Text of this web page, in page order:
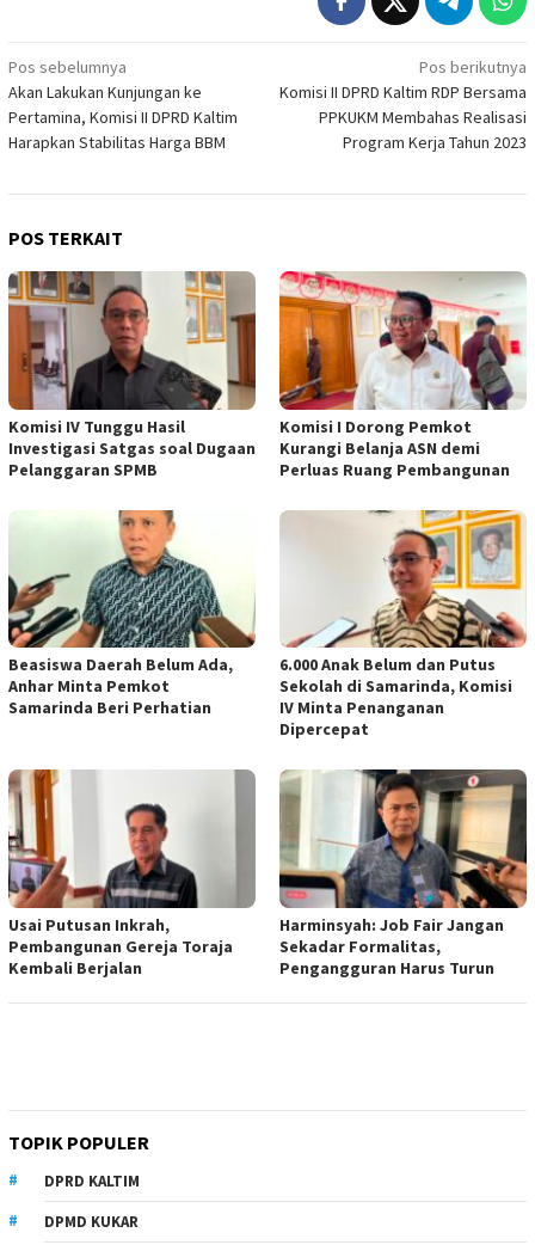
Navigasi
pos
Pos sebelumnya
Akan Lakukan Kunjungan ke
Pertamina, Komisi II DPRD Kaltim
Harapkan Stabilitas Harga BBM
Pos berikutnya
Komisi II DPRD Kaltim RDP Bersama
PPKUKM Membahas Realisasi
Program Kerja Tahun 2023
POS TERKAIT
Komisi IV Tunggu Hasil
Investigasi Satgas soal Dugaan
Pelanggaran SPMB
Komisi I Dorong Pemkot
Kurangi Belanja ASN demi
Perluas Ruang Pembangunan
Beasiswa Daerah Belum Ada,
Anhar Minta Pemkot
Samarinda Beri Perhatian
6.000 Anak Belum dan Putus
Sekolah di Samarinda, Komisi
IV Minta Penanganan
Dipercepat
Usai Putusan Inkrah,
Pembangunan Gereja Toraja
Kembali Berjalan
Harminsyah: Job Fair Jangan
Sekadar Formalitas,
Pengangguran Harus Turun
TOPIK POPULER
DPRD KALTIM
DPMD KUKAR